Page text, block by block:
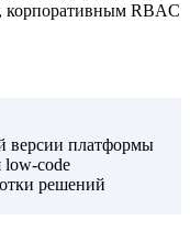
корпоративным RBAC
версии платформы
low-code
решений